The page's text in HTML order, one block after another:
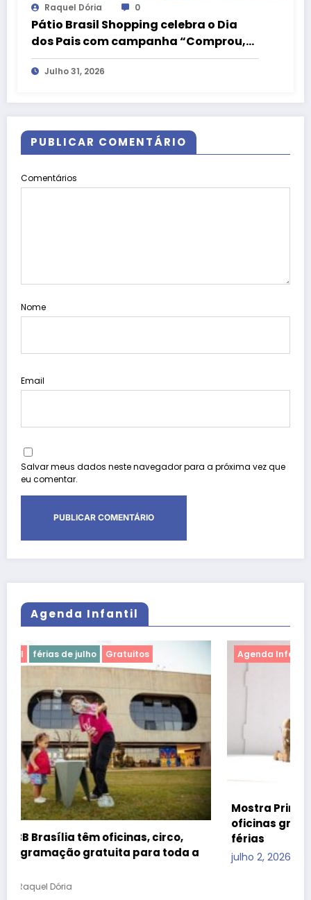
Raquel Dória 0
Pátio Brasil Shopping celebra o Dia
dos Pais com campanha “Comprou,
Ganhou” e camiseta exclusiva da
LIVE!Julho 31, 2026
PUBLICAR COMENTÁRIO
Comentários
Nome
Email
Salvar meus dados neste navegador para a próxima vez que
eu comentar.
Agenda Infantil
Agenda Infantil férias de julho Gratuitos
Mostra Primeira Infância leva teatro, cinema e
oficinas gratuitas ao CCBB Brasília durante as
férias
julho 2, 2026 Raquel Dória